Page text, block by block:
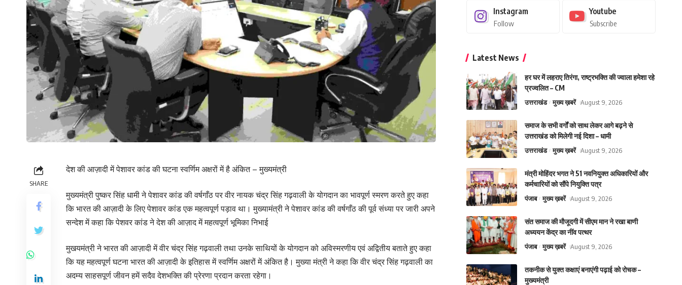
SHARE
देश की आज़ादी में पेशावर कांड की घटना स्वर्णिम अक्षरों में है अंकित – मुख्यमंत्री
मुख्यमंत्री पुष्कर सिंह धामी ने पेशावर कांड की वर्षगाँठ पर वीर नायक चंद्र सिंह गढ़वाली के योगदान का भावपूर्ण स्मरण करते हुए कहा
कि भारत की आज़ादी के लिए पेशावर कांड एक महत्वपूर्ण पड़ाव था। मुख्यामंत्री ने पेशावर कांड की वर्षगाँठ की पूर्व संध्या पर जारी अपने
सन्देश में कहा कि पेशवर कांड ने देश की आज़ाद में महत्वपूर्ण भूमिका निभाई
मुखयमंत्री ने भारत की आज़ादी में वीर चंद्र सिंह गढ़वाली तथा उनके साथियों के योगदान को अविस्मरणीय एवं अद्वितीय बताते हुए कहा
कि यह महत्वपूर्ण घटना भारत की आज़ादी के इतिहास में स्वर्णिम अक्षरों में अंकित है। मुख्या मंत्री ने कहा कि वीर चंद्र सिंह गढ़वाली का
अदम्य साहसपूर्ण जीवन हमें सदैव देशभक्ति की प्रेरणा प्रदान करता रहेगा।
Instagram
Follow
Youtube
Subscribe
Latest News
हर घर में लहराए तिरंगा, राष्ट्रभक्ति की ज्वाला हमेशा रहे
प्रज्वलित – CM
उत्तराखंड मुख्य ख़बरें August 9, 2026
समाज के सभी वर्गों को साथ लेकर आगे बढ़ने से
उत्तराखंड को मिलेगी नई दिशा – धामी
उत्तराखंड मुख्य ख़बरें August 9, 2026
मंत्री मोहिंदर भगत ने 51 नवनियुक्त अधिकारियों और
कर्मचारियों को सौंपे नियुक्ति पत्र
पंजाब मुख्य ख़बरें August 9, 2026
संत समाज की मौजूदगी में सीएम मान ने रखा बाणी
अध्ययन केंद्र का नींव पत्थर
पंजाब मुख्य ख़बरें August 9, 2026
तकनीक से युक्त कक्षाएं बनाएंगी पढ़ाई को रोचक –
मुख्यमंत्री